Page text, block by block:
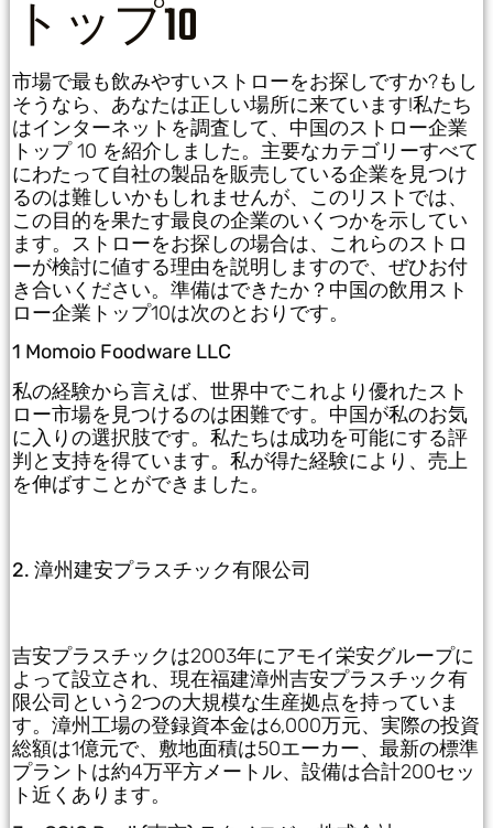
トップ10
市場で最も飲みやすいストローをお探しですか?もし
そうなら、あなたは正しい場所に来ています!私たち
はインターネットを調査して、中国のストロー企業
トップ 10 を紹介しました。主要なカテゴリーすべて
にわたって自社の製品を販売している企業を見つけ
るのは難しいかもしれませんが、このリストでは、
この目的を果たす最良の企業のいくつかを示してい
ます。ストローをお探しの場合は、これらのストロ
ーが検討に値する理由を説明しますので、ぜひお付
き合いください。準備はできたか？中国の飲用スト
ロー企業トップ10は次のとおりです。
1 Momoio Foodware LLC
私の経験から言えば、世界中でこれより優れたスト
ロー市場を見つけるのは困難です。中国が私のお気
に入りの選択肢です。私たちは成功を可能にする評
判と支持を得ています。私が得た経験により、売上
を伸ばすことができました。
2. 漳州建安プラスチック有限公司
吉安プラスチックは2003年にアモイ栄安グループに
よって設立され、現在福建漳州吉安プラスチック有
限公司という2つの大規模な生産拠点を持っていま
す。漳州工場の登録資本金は6,000万元、実際の投資
総額は1億元で、敷地面積は50エーカー、最新の標準
プラントは約4万平方メートル、設備は合計200セッ
ト近くあります。